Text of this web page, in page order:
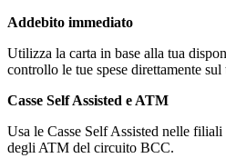
Addebito immediato
Utilizza la carta in base alla tua
controllo le tue spese direttamente
Casse Self Assisted e ATM
Usa le Casse Self Assisted nelle
degli ATM del circuito BCC.